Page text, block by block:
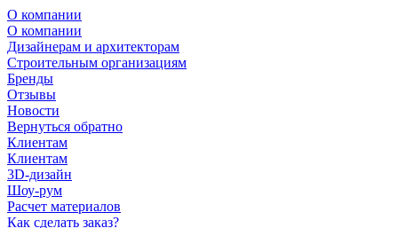
О компании
О компании
Дизайнерам и архитекторам
Строительным организациям
Бренды
Отзывы
Новости
Вернуться обратно
Клиентам
Клиентам
3D-дизайн
Шоу-рум
Расчет материалов
Как сделать заказ?